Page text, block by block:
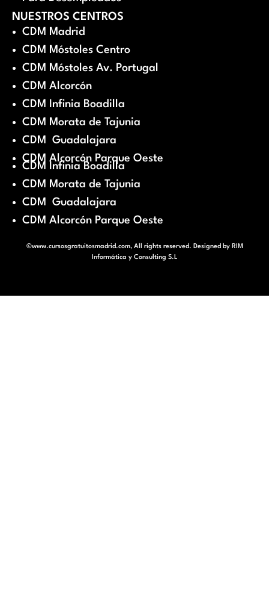
NUESTROS CENTROS
CDM Madrid
CDM Móstoles Centro
CDM Móstoles Av. Portugal
CDM Alcorcón
CDM Infinia Boadilla
CDM Morata de Tajunia
CDM Guadalajara
CDM Alcorcón Parque Oeste
CDM Infinia Boadilla
CDM Morata de Tajunia
CDM Guadalajara
CDM Alcorcón Parque Oeste
©www.cursosgratuitosmadrid.com, All rights reserved. Designed by RIM
Informática y Consulting S.L